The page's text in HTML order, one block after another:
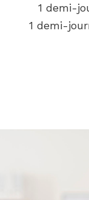
1 demi-
1 demi-